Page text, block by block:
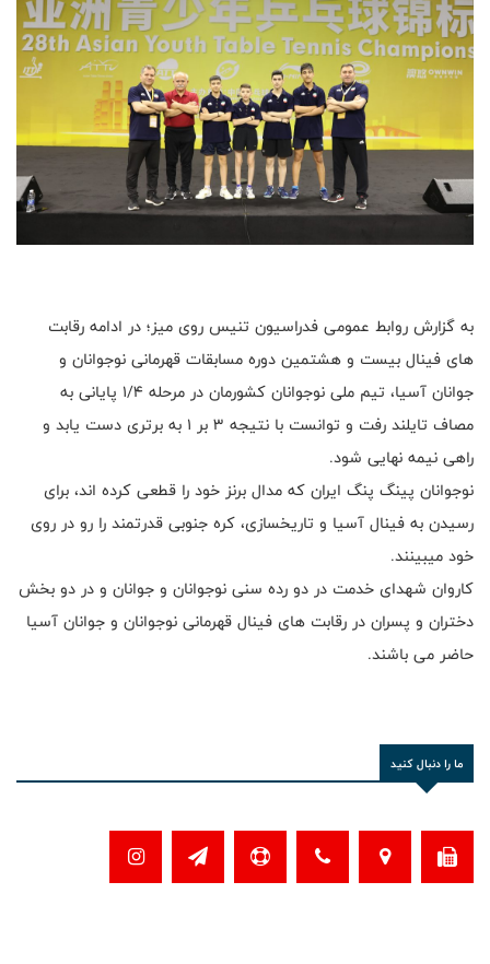
به گزارش روابط عمومی فدراسیون تنیس روی میز؛ در ادامه رقابت
های فینال بیست و هشتمین دوره مسابقات قهرمانی نوجوانان و
جوانان آسیا، تیم ملی نوجوانان کشورمان در مرحله ۱/۴ پایانی به
مصاف تایلند رفت و توانست با نتیجه ۳ بر ۱ به برتری دست یابد و
راهی نیمه نهایی شود.
نوجوانان پینگ پنگ ایران که مدال برنز خود را قطعی کرده اند، برای
رسیدن به فینال آسیا و تاریخسازی، کره جنوبی قدرتمند را رو در روی
خود میبینند.
کاروان شهدای خدمت در دو رده سنی نوجوانان و جوانان و در دو بخش
دختران و پسران در رقابت های فینال قهرمانی نوجوانان و جوانان آسیا
حاضر می باشند.
ما را دنبال کنید